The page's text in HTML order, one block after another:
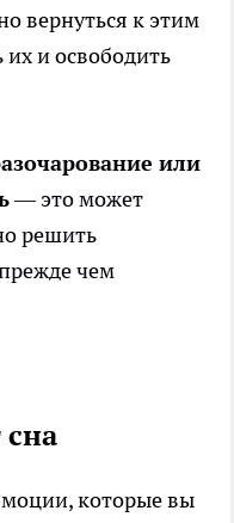
вернуться к этим
и освободить
или
— это может
решить
чем
которые вы